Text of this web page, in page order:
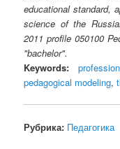
educational standard,
science of the
2011 profile 050100
"bachelor".
Keywords:
pedagogical modeling,
Рубрика: Педагогика